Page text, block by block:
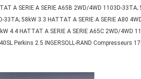
A SERIE A SERIE A65B 2WD/4WD 1103D-33TA;
58kW 3.3 HATTAT A SERIE A SERIE A80
4.4 HATTAT A SERIE A SERIE A65C 2WD/4WD
Perkins 2.5 INGERSOLL-RAND Compresseurs